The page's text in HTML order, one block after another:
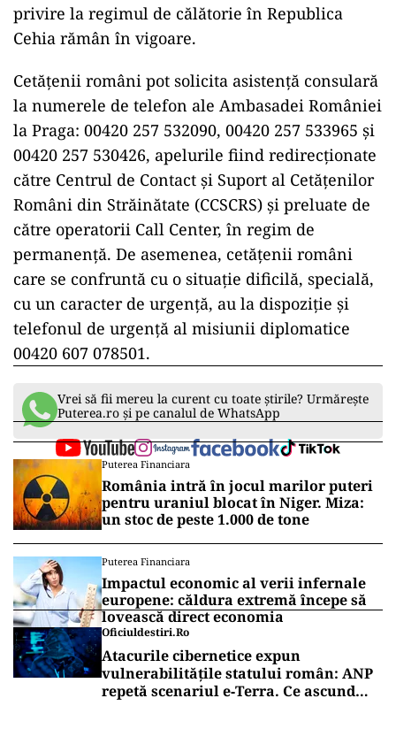
privire la regimul de călătorie în Republica
Cehia rămân în vigoare.
Cetăţenii români pot solicita asistenţă consulară
la numerele de telefon ale Ambasadei României
la Praga: 00420 257 532090, 00420 257 533965 şi
00420 257 530426, apelurile fiind redirecţionate
către Centrul de Contact şi Suport al Cetăţenilor
Români din Străinătate (CCSCRS) şi preluate de
către operatorii Call Center, în regim de
permanenţă. De asemenea, cetăţenii români
care se confruntă cu o situaţie dificilă, specială,
cu un caracter de urgenţă, au la dispoziţie şi
telefonul de urgenţă al misiunii diplomatice
00420 607 078501.
Vrei să fii mereu la curent cu toate știrile? Urmărește
Puterea.ro și pe canalul de WhatsApp
Puterea Financiara
România intră în jocul marilor puteri
pentru uraniul blocat în Niger. Miza:
un stoc de peste 1.000 de tone
Puterea Financiara
Impactul economic al verii infernale
europene: căldura extremă începe să
lovească direct economia
Oficiuldestiri.ro
Atacurile cibernetice expun
vulnerabilitățile statului român: ANP
repetă scenariul e‑Terra. Ce ascund